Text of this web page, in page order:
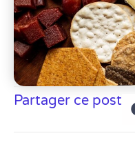
Partager ce post